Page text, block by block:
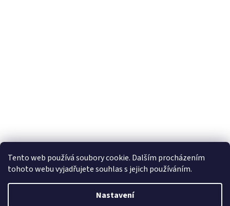
Tento web používá soubory cookie. Dalším procházením
tohoto webu vyjadřujete souhlas s jejich používáním.
Nastavení
Vytvořil Shoptet